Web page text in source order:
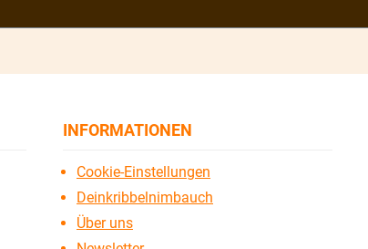
INFORMATIONEN
Cookie-Einstellungen
Deinkribbelnimbauch
Über uns